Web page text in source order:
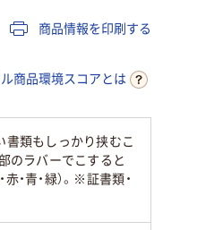
15mm
商品情報を印刷する
商品環境スコアとは
書類もしっかり挟むこ
のラバーでこすると
青・緑）。※証書類・